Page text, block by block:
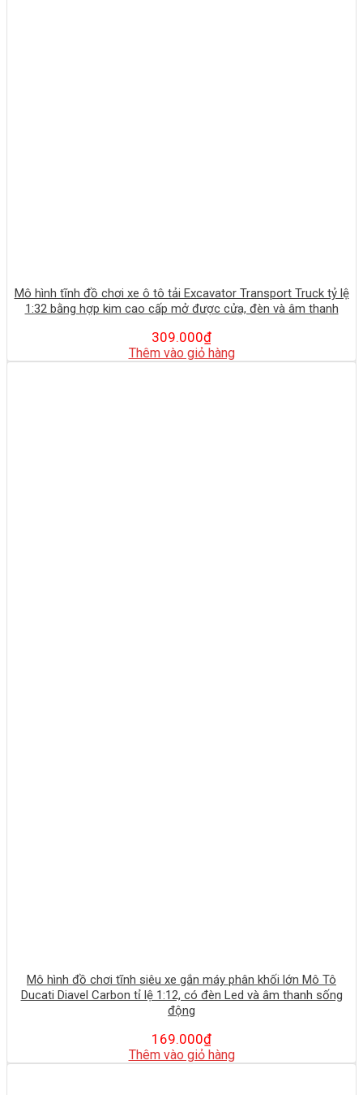
Mô hình tĩnh đồ chơi xe ô tô tải Excavator Transport Truck tỷ lệ
1:32 bằng hợp kim cao cấp mở được cửa, đèn và âm thanh
309.000₫
Thêm vào giỏ hàng
Mô hình đồ chơi tĩnh siêu xe gắn máy phân khối lớn Mô Tô
Ducati Diavel Carbon tỉ lệ 1:12, có đèn Led và âm thanh sống
động
169.000₫
Thêm vào giỏ hàng